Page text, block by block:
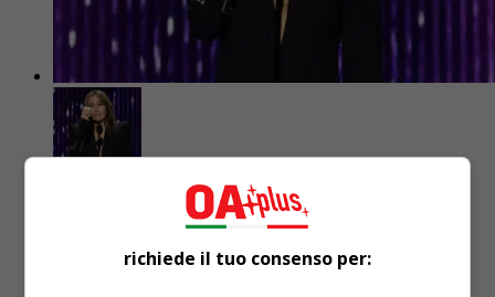
Miley Cyrus ed Harrison Ford sono
ufficialmente Leggende Disney
richiede il tuo consenso per: